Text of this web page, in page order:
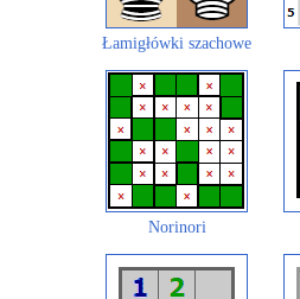
Łamigłówki szachowe
Norinori